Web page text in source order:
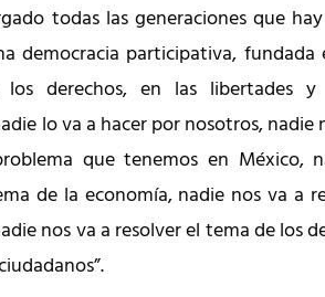
todas las generaciones que
democracia participativa, fundada
derechos, en las libertades
lo va a hacer por nosotros, nadie
que tenemos en México,
de la economía, nadie nos va a
nos va a resolver el tema de los